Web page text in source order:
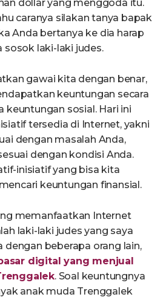
dollar yang menggoda itu.
caranya silakan tanya bapak
Anda bertanya ke dia harap
sosok laki-laki judes.
gawai kita dengan benar,
keuntungan secara
sosial. Hari ini
tersedia di Internet, yakni
dengan masalah Anda,
dengan kondisi Anda.
inisiatif yang bisa kita
keuntungan finansial.
memanfaatkan Internet
laki-laki judes yang saya
dengan beberapa orang lain,
digital yang menjual
. Soal keuntungnya
anak muda Trenggalek